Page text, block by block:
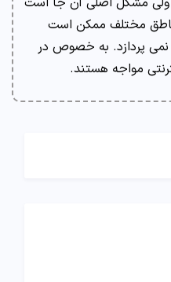
مختلف ممکن است
نمی پردازد. به خصوص در
مواجه هستند.